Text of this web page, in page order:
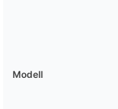
Modell